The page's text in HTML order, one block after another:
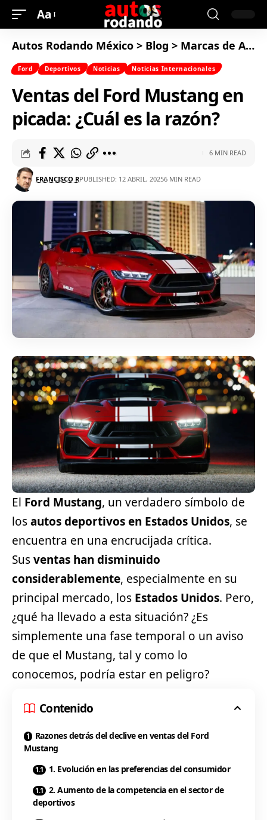
Aa
Autos Rodando México > Blog > Marcas de Autos
Ford Deportivos Noticias Noticias Internacionales
Ventas del Ford Mustang en
picada: ¿Cuál es la razón?
FRANCISCO RPUBLISHED: 12 ABRIL, 20256 MIN READ
6 MIN READ
El Ford Mustang, un verdadero símbolo de
losautos deportivos en Estados Unidos, se
encuentra en una encrucijada crítica.
Susventas han disminuido
considerablemente, especialmente en su
principal mercado, los Estados Unidos. Pero,
¿qué ha llevado a esta situación? ¿Es
simplemente una fase temporal o un aviso
de que el Mustang, tal y como lo
conocemos, podría estar en peligro?
Contenido
Razones detrás del declive en ventas del Ford
Mustang
1. Evolución en las preferencias del consumidor
2. Aumento de la competencia en el sector de
deportivos